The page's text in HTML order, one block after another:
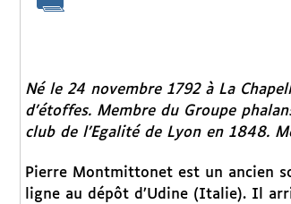
Né le 24 novembre 1792 à La
d’étoffes. Membre du Groupe
club de l’Egalité de Lyon en 1848.
Pierre Montmittonet est un ancien
ligne au dépôt d’Udine (Italie). Il